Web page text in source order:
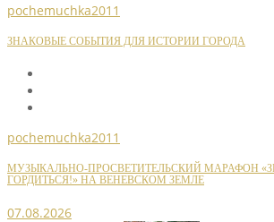
pochemuchka2011
ЗНАКОВЫЕ СОБЫТИЯ ДЛЯ ИСТОРИИ ГОРОДА
pochemuchka2011
МУЗЫКАЛЬНО-ПРОСВЕТИТЕЛЬСКИЙ МАРАФОН
ГОРДИТЬСЯ!» НА ВЕНЕВСКОМ ЗЕМЛЕ
07.08.2026